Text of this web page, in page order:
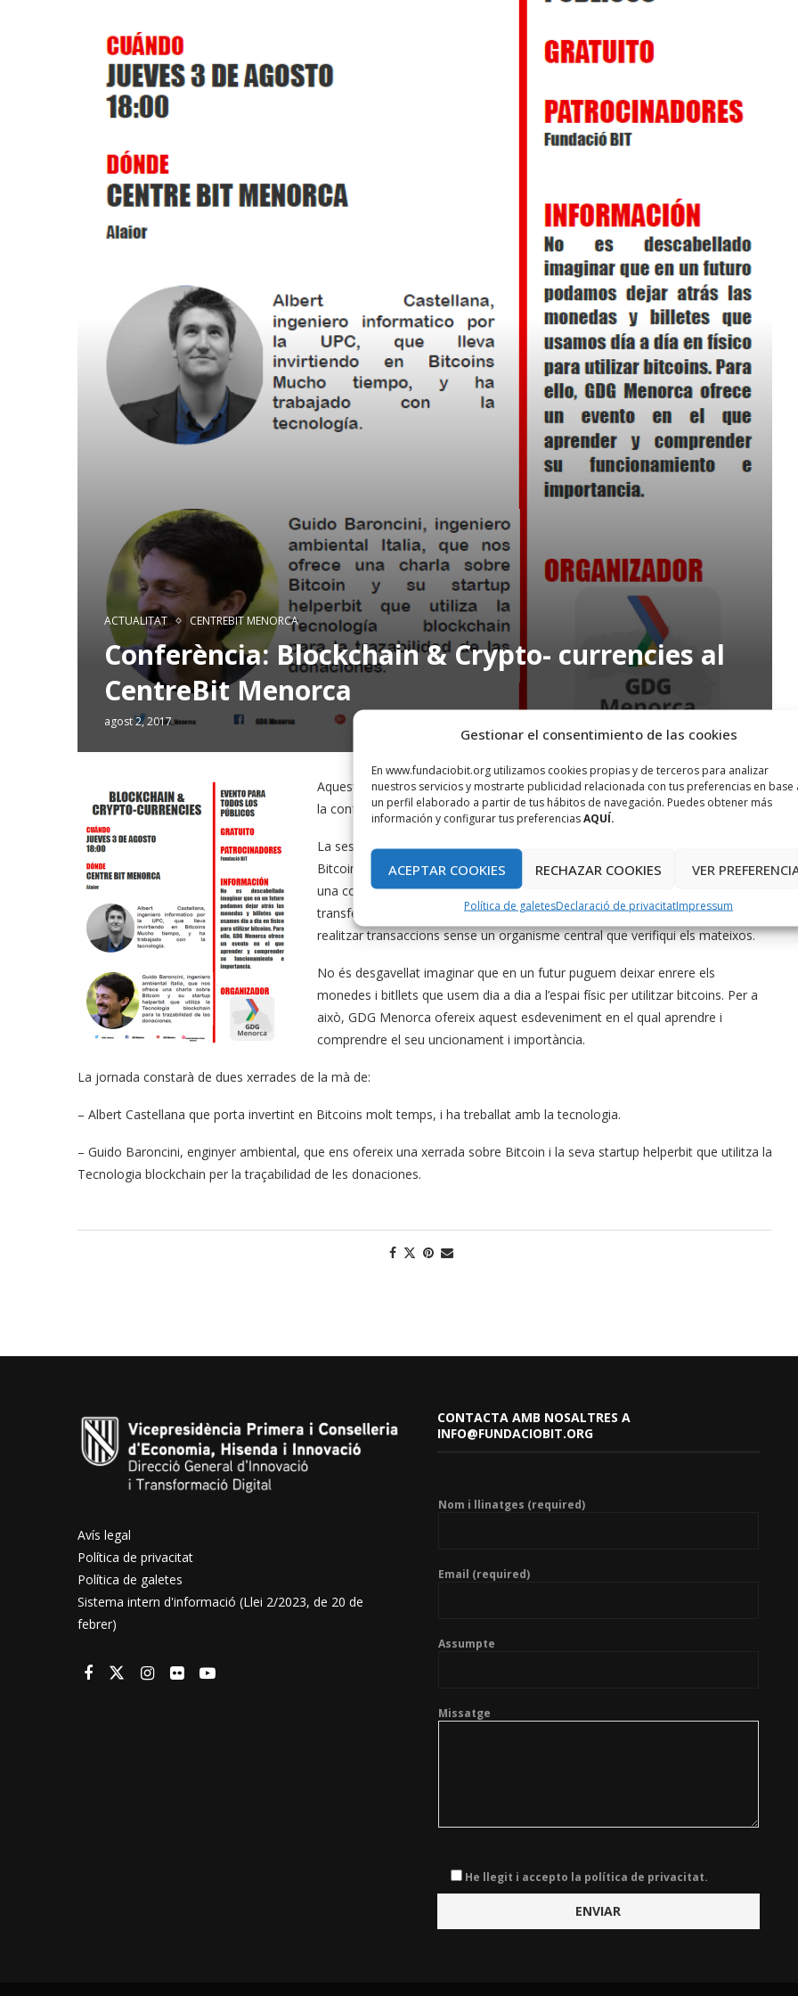
Gestionar el consentimiento de las cookies
En www.fundaciobit.org utilizamos cookies propias y de terceros para analizar
nuestros servicios y mostrarte publicidad relacionada con tus preferencias en base
un perfil elaborado a partir de tus hábitos de navegación. Puedes obtener más
información y configurar tus preferenciasAQUÍ.
ACEPTAR COOKIES RECHAZAR COOKIES VER
Política de galetesDeclaració de privacitatImpressum
ACTUALITAT CENTREBIT MENORCA
Conferència: Blockchain & Crypto- currencies al
CentreBit Menorca
agost 2, 2017
Aquest dijous 3 d’agost a les 18h el GDG (Google Developers Group)organitza
la conferència: Blockchain & Crypto- currencies al CentreBit Menorca.
La sessió, oberta per tots els públics versarà sobre que hi ha darrere de
Bitcoin i la infraestructura tecnològica que ho sustenta. Aquesta es basa en
una cosa anomenada “cadena de blocs”. Aquesta infraestructura, permet
transferir i emetre valors d’una manera descentralitzada. En simples paraules,
realitzar transaccions sense un organisme central que verifiqui els mateixos.
No és desgavellat imaginar que en un futur puguem deixar enrere els
monedes i bitllets que usem dia a dia a l’espai físic per utilitzar bitcoins. Per a
això, GDG Menorca ofereix aquest esdeveniment en el qual aprendre i
comprendre el seu uncionament i importància.
La jornada constarà de dues xerrades de la mà de:
– Albert Castellana que porta invertint en Bitcoins molt temps, i ha treballat amb la tecnologia.
– Guido Baroncini, enginyer ambiental, que ens ofereix una xerrada sobre Bitcoin i la seva startup helperbit que utilitza la
Tecnologia blockchain per la traçabilidad de les donaciones.
Avís legal
Política de privacitat
Política de galetes
Sistema intern d'informació (Llei 2/2023, de 20 de
febrer)
CONTACTA AMB NOSALTRES A
INFO@FUNDACIOBIT.ORG
Nom i llinatges (required)
Email (required)
Assumpte
Missatge
He llegit i accepto la política de privacitat.